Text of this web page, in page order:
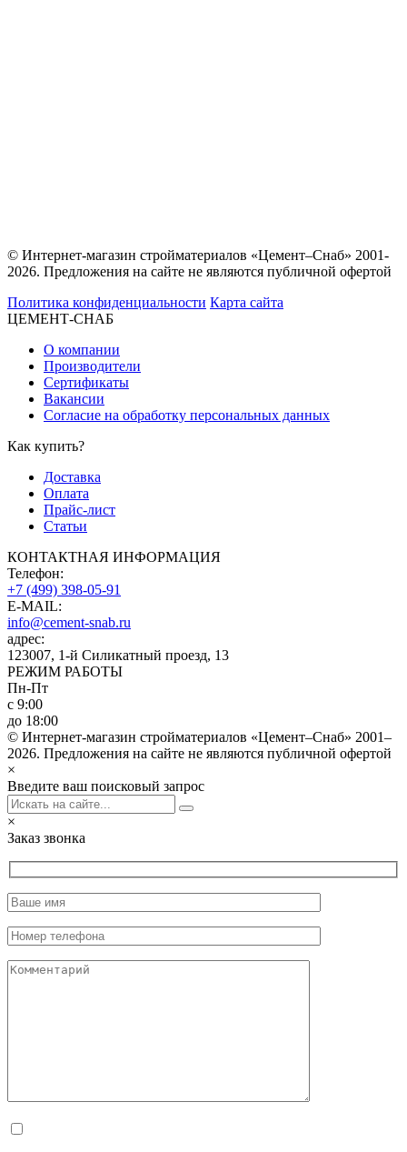
© Интернет-магазин стройматериалов «Цемент–Снаб» 2001-
2026. Предложения на сайте не являются публичной офертой
Политика конфиденциальности Карта сайта
ЦЕМЕНТ-СНАБ
О компании
Производители
Сертификаты
Вакансии
Согласие на обработку персональных данных
Как купить?
Доставка
Оплата
Прайс-лист
Статьи
КОНТАКТНАЯ ИНФОРМАЦИЯ
Телефон:
+7 (499) 398-05-91
E-MAIL:
info@cement-snab.ru
адрес:
123007, 1-й Силикатный проезд, 13
РЕЖИМ РАБОТЫ
Пн-Пт
с 9:00
до 18:00
© Интернет-магазин стройматериалов «Цемент–Снаб» 2001–
2026. Предложения на сайте не являются публичной офертой
×
Введите ваш поисковый запрос
×
Заказ звонка